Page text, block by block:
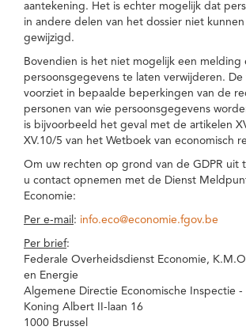
aantekening. Het is echter mogelijk dat
in andere delen van het dossier niet
gewijzigd.
Bovendien is het niet mogelijk een melding
persoonsgegevens te laten verwijderen.
voorziet in bepaalde beperkingen van de
personen van wie persoonsgegevens
is bijvoorbeeld het geval met de artikelen
XV.10/5 van het Wetboek van economisch
Om uw rechten op grond van de GDPR uit
u contact opnemen met de Dienst
Economie:
Per e-mail : info.eco@economie.fgov.be
Per brief:
Federale Overheidsdienst Economie,
en Energie
Algemene Directie Economische Inspectie
Koning Albert II-laan 16
1000 Brussel